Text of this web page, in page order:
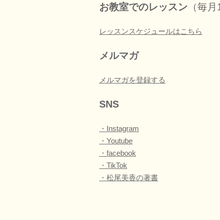
お教室でのレッスン （毎
レッスンスケジュールはこちら
メルマガ
メルマガを登録する
SNS
・Instagram
・Youtube
・facebook
・TikTok
・松尾美香の著書